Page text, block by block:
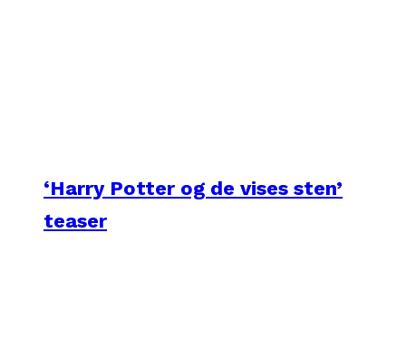
‘Harry Potter og de vises sten’
teaser